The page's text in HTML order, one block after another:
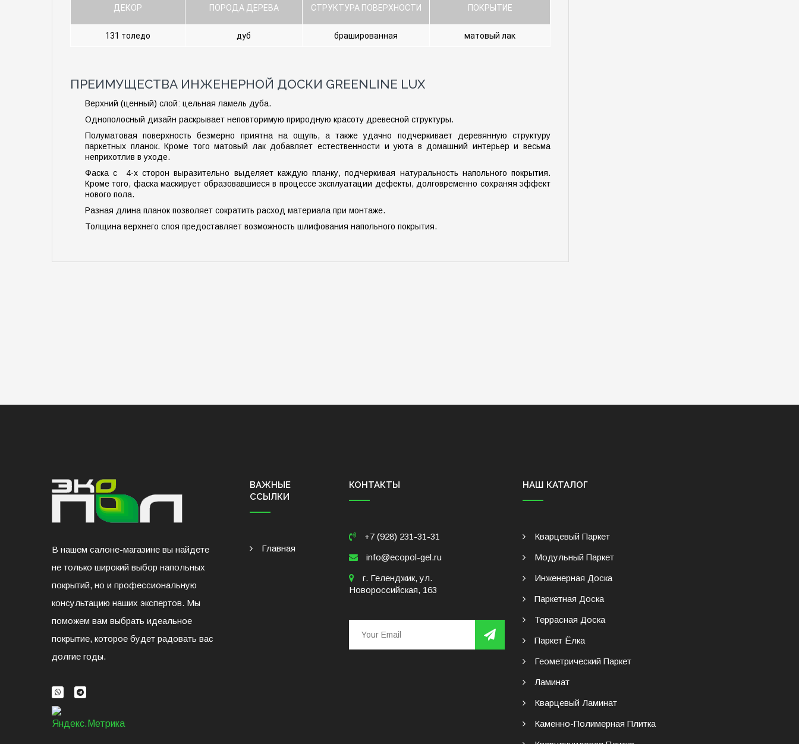
ДЕКОР ПОРОДА ДЕРЕВА СТРУКТУРА ПОВЕРХНОСТИ ПОКРЫТИЕ
131 толедо дуб брашированная матовый лак
ПРЕИМУЩЕСТВА ИНЖЕНЕРНОЙ ДОСКИ GREENLINE LUX
Верхний (ценный) слой: цельная ламель дуба.
Однополосный дизайн раскрывает неповторимую природную красоту древесной структуры.
Полуматовая поверхность безмерно приятна на ощупь, а также удачно подчеркивает деревянную структуру
паркетных планок. Кроме того матовый лак добавляет естественности и уюта в домашний интерьер и весьма
неприхотлив в уходе.
Фаска с 4-х сторон выразительно выделяет каждую планку, подчеркивая натуральность напольного покрытия.
Кроме того, фаска маскирует образовавшиеся в процессе эксплуатации дефекты, долговременно сохраняя эффект
нового пола.
Разная длина планок позволяет сократить расход материала при монтаже.
Толщина верхнего слоя предоставляет возможность шлифования напольного покрытия.
В нашем салоне-магазине вы найдете
не только широкий выбор напольных
покрытий, но и профессиональную
консультацию наших экспертов. Мы
поможем вам выбрать идеальное
покрытие, которое будет радовать вас
долгие годы.
ВАЖНЫЕ
ССЫЛКИ
Главная
КОНТАКТЫ
+7 (928) 231-31-31
info@ecopol-gel.ru
г. Геленджик, ул.
Новороссийская, 163
НАШ КАТАЛОГ
Кварцевый Паркет
Модульный Паркет
Инженерная Доска
Паркетная Доска
Террасная Доска
Паркет Ёлка
Геометрический Паркет
Ламинат
Кварцевый Ламинат
Каменно-Полимерная Плитка